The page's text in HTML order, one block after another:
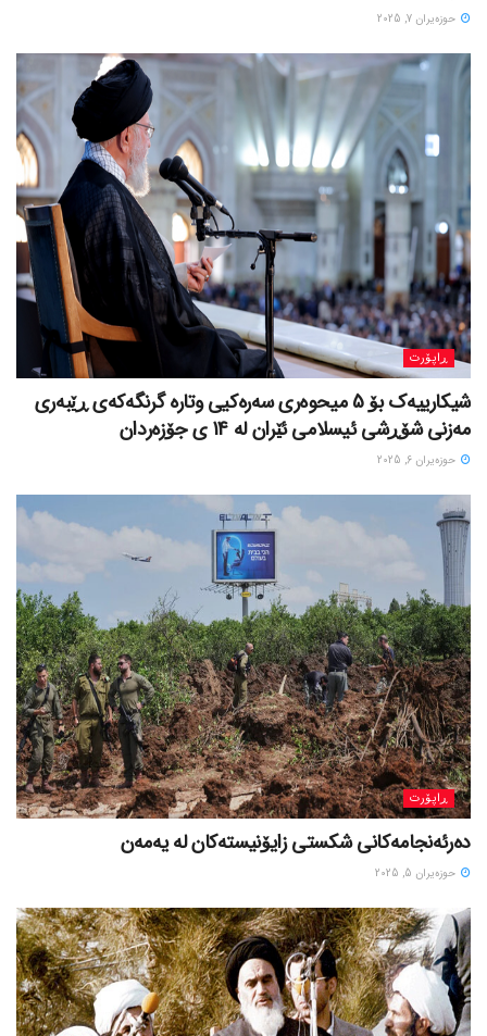
حوزه‌یران 7, 2025
ڕاپۆرت
شیکارییەک بۆ 5 میحوەری سەرەکیی وتارە گرنگەکەی ڕێبەری
مەزنی شۆڕشی ئیسلامی ئێران لە 14 ی جۆزەردان
حوزه‌یران 6, 2025
ڕاپۆرت
دەرئەنجامەکانی شکستی زایۆنیستەکان لە یەمەن
حوزه‌یران 5, 2025